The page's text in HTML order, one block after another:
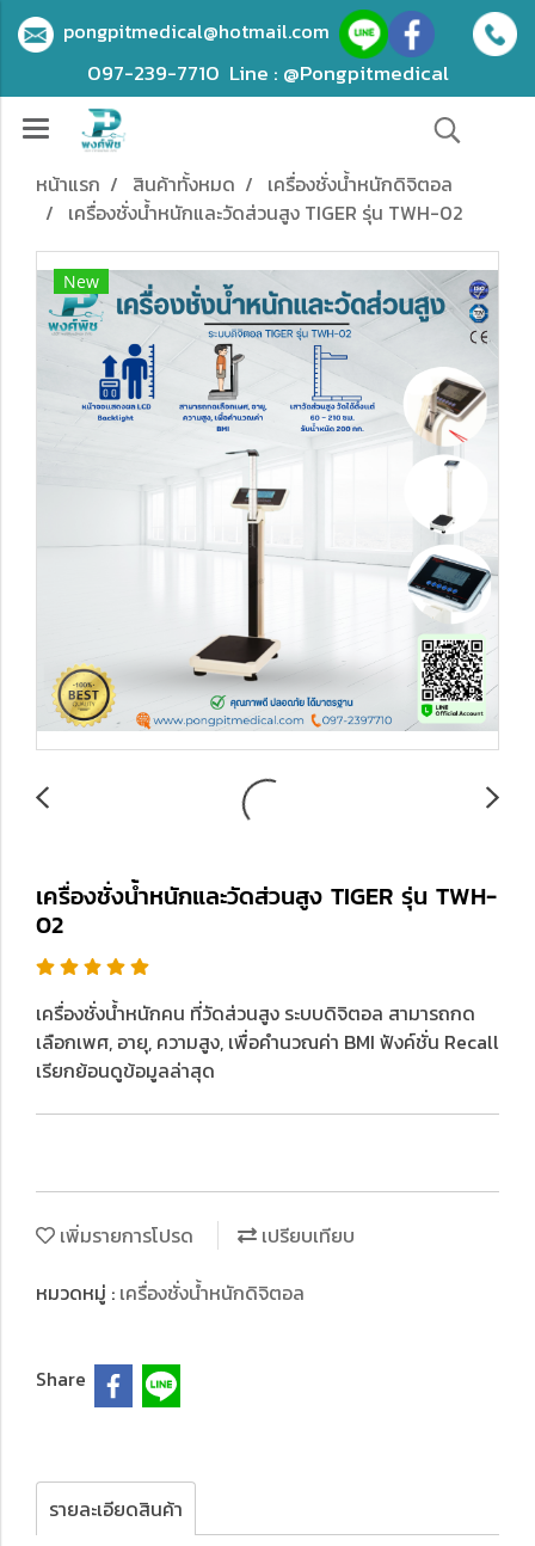
pongpitmedical@hotmail.com
097-239-7710 Line : @Pongpitmedical
หน้าแรก สินค้าทั้งหมด
เครื่องชั่งน้ำหนักดิจิตอล
เครื่องชั่งน้ำหนักและวัดส่วนสูง TIGER รุ่น TWH-02
New
เครื่องชั่งน้ำหนักและวัดส่วนสูง TIGER รุ่น TWH-
02
เครื่องชั่งน้ำหนักคน ที่วัดส่วนสูง ระบบดิจิตอล สามารถกด
เลือกเพศ, อายุ, ความสูง, เพื่อคำนวณค่า BMI ฟังค์ชั่น Recall
เรียกย้อนดูข้อมูลล่าสุด
เพิ่มรายการโปรด
เปรียบเทียบ
หมวดหมู่ : เครื่องชั่งน้ำหนักดิจิตอล
Share
รายละเอียดสินค้า